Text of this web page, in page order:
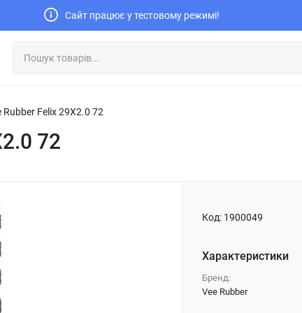
Сайт працює у тестовому режимі!
Felix 29X2.0 72
72
Код: 1900049
Характеристики
Бренд:
Vee Rubber